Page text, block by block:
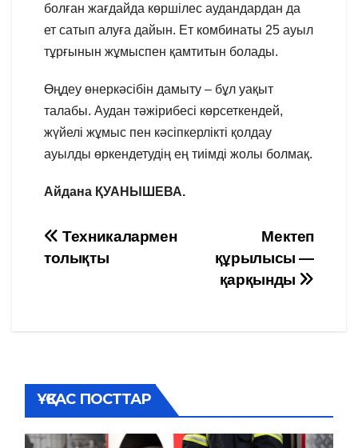
болған жағдайда көршілес аудандардан да
ет сатып алуға дайын. Ет комбинаты 25 ауыл
тұрғынын жұмыспен қамтитын болады.
Өңдеу өнеркәсібін дамыту – бұл уақыт
талабы. Аудан тәжірибесі көрсеткендей,
жүйелі жұмыс пен кәсіпкерлікті қолдау
ауылды өркендетудің ең тиімді жолы болмақ.
Айдана ҚУАНЫШЕВА.
Навигация
Мектеп
құрылысы —
қарқынды
Техникалармен
толықты
ҰҚСАС ПОСТТАР